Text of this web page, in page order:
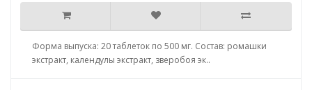
Форма выпуска: 20 таблеток по 500 мг. Состав: ромашки
экстракт, календулы экстракт, зверобоя эк..